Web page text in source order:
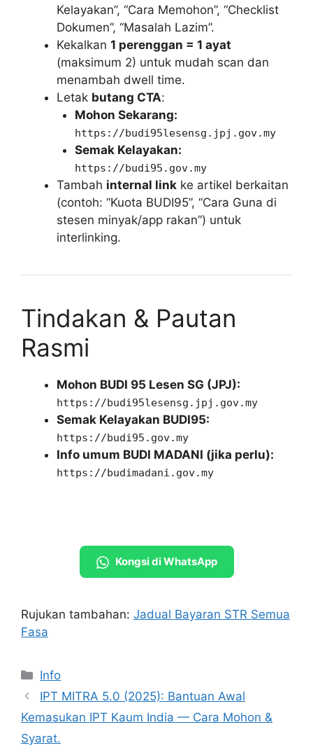
Kelayakan”, “Cara Memohon”, “Checklist
Dokumen”, “Masalah Lazim”.
Kekalkan 1 perenggan = 1 ayat
(maksimum 2) untuk mudah scan dan
menambah dwell time.
Letak butang CTA:
Mohon Sekarang:
https://budi95lesensg.jpj.gov.my
Semak Kelayakan:
https://budi95.gov.my
Tambah internal link ke artikel berkaitan
(contoh: “Kuota BUDI95”, “Cara Guna di
stesen minyak/app rakan”) untuk
interlinking.
Tindakan & Pautan
Rasmi
Mohon BUDI 95 Lesen SG (JPJ):
https://budi95lesensg.jpj.gov.my
Semak Kelayakan BUDI95:
https://budi95.gov.my
Info umum BUDI MADANI (jika perlu):
https://budimadani.gov.my
Kongsi di WhatsApp
Rujukan tambahan: Jadual Bayaran STR Semua
Fasa
Categories
Info
IPT MITRA 5.0 (2025): Bantuan Awal
Kemasukan IPT Kaum India — Cara Mohon &
Syarat.